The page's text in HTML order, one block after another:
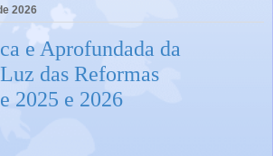
2026
e Aprofundada da
das Reformas
2025 e 2026